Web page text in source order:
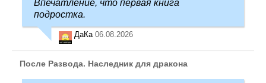
Впечатление, что первая книга
подростка.
ДаКа 06.08.2026
После Развода. Наследник для дракона